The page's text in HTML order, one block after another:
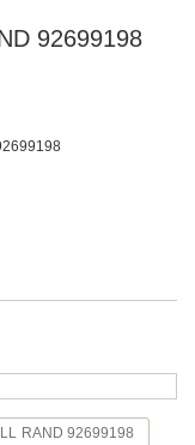
92699198
RAND 92699198